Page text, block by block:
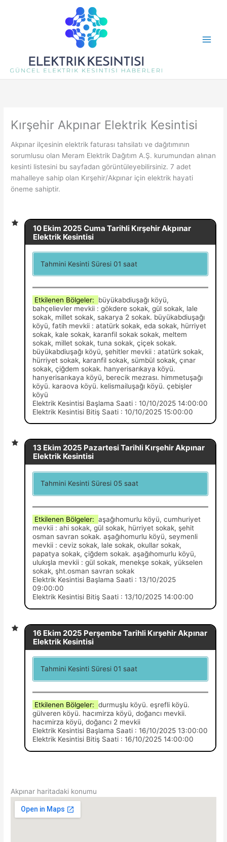
Kırşehir Akpınar Elektrik Kesintisi
Akpınar ilçesinin elektrik faturası tahsilatı ve dağıtımının
sorumlusu olan Meram Elektrik Dağıtım A.Ş. kurumundan alınan
kesinti listesini bu sayfadan görüntüleyebilirsiniz. 7 adet
mahalleye sahip olan Kırşehir/Akpınar için elektrik hayati
öneme sahiptir.
10 Ekim 2025 Cuma Tarihli Kırşehir Akpınar
Elektrik Kesintisi
Tahmini Kesinti Süresi 01 saat
Etkilenen Bölgeler: büyükabdiuşağı köyü,
bahçelievler mevkii : gökdere sokak, gül sokak, lale
sokak, millet sokak, sakarya 2 sokak. büyükabdiuşağı
köyü, fatih mevkii : atatürk sokak, eda sokak, hürriyet
sokak, kale sokak, karanfil sokak sokak, meltem
sokak, millet sokak, tuna sokak, çiçek sokak.
büyükabdiuşağı köyü, şehitler mevkii : atatürk sokak,
hürriyet sokak, karanfil sokak, sümbül sokak, çınar
sokak, çiğdem sokak. hanyerisarıkaya köyü.
hanyerisarıkaya köyü, berecik mezrası. himmetuşağı
köyü. karaova köyü. kelismailuşağı köyü. çebişler
köyü
Elektrik Kesintisi Başlama Saati : 10/10/2025 14:00:00
Elektrik Kesintisi Bitiş Saati : 10/10/2025 15:00:00
13 Ekim 2025 Pazartesi Tarihli Kırşehir Akpınar
Elektrik Kesintisi
Tahmini Kesinti Süresi 05 saat
Etkilenen Bölgeler:aşağıhomurlu köyü, cumhuriyet
mevkii : ahi sokak, gül sokak, hürriyet sokak, şehit
osman savran sokak. aşağıhomurlu köyü, seymenli
mevkii : ceviz sokak, lale sokak, okullar sokak,
papatya sokak, çiğdem sokak. aşağıhomurlu köyü,
ulukışla mevkii : gül sokak, menekşe sokak, yükselen
sokak, şht.osman savran sokak
Elektrik Kesintisi Başlama Saati : 13/10/2025
09:00:00
Elektrik Kesintisi Bitiş Saati : 13/10/2025 14:00:00
16 Ekim 2025 Perşembe Tarihli Kırşehir Akpınar
Elektrik Kesintisi
Tahmini Kesinti Süresi 01 saat
Etkilenen Bölgeler:durmuşlu köyü. eşrefli köyü.
gülveren köyü. hacımirza köyü, doğancı mevkii.
hacımirza köyü, doğancı 2 mevkii
Elektrik Kesintisi Başlama Saati : 16/10/2025 13:00:00
Elektrik Kesintisi Bitiş Saati : 16/10/2025 14:00:00
Akpınar haritadaki konumu